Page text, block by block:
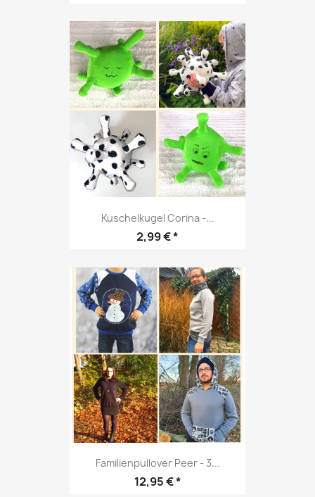
Kuschelkugel Corina -...
Preis
2,99 € *
Familienpullover Peer - 3...
Preis
12,95 € *